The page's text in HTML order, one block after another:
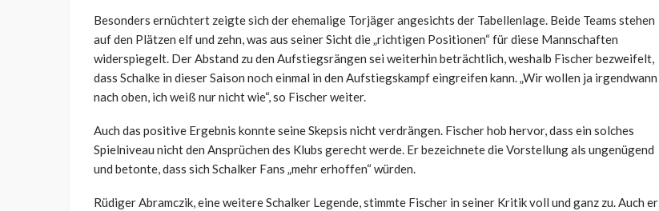
Besonders ernüchtert zeigte sich der ehemalige Torjäger angesichts der Tabellenlage. Beide Teams stehen
auf den Plätzen elf und zehn, was aus seiner Sicht die „richtigen Positionen“ für diese Mannschaften
widerspiegelt. Der Abstand zu den Aufstiegsrängen sei weiterhin beträchtlich, weshalb Fischer bezweifelt,
dass Schalke in dieser Saison noch einmal in den Aufstiegskampf eingreifen kann. „Wir wollen ja irgendwann
nach oben, ich weiß nur nicht wie“, so Fischer weiter.
Auch das positive Ergebnis konnte seine Skepsis nicht verdrängen. Fischer hob hervor, dass ein solches
Spielniveau nicht den Ansprüchen des Klubs gerecht werde. Er bezeichnete die Vorstellung als ungenügend
und betonte, dass sich Schalker Fans „mehr erhoffen“ würden.
Rüdiger Abramczik, eine weitere Schalker Legende, stimmte Fischer in seiner Kritik voll und ganz zu. Auch er